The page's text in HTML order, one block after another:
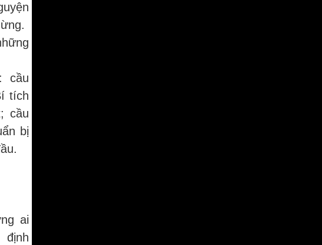
cầu
tích
cầu
bị
ai
định